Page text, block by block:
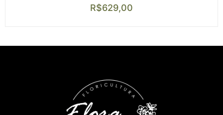
R$629,00